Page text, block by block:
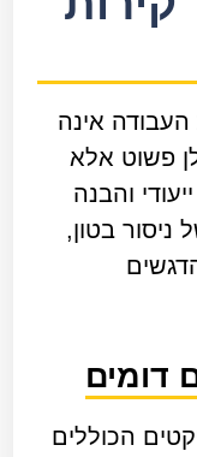
אינה
פשוט אלא
והבנה
בטון,
דומים
הכוללים